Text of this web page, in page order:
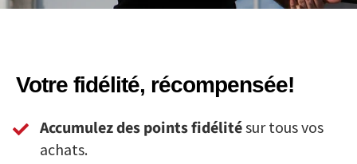
Votre fidélité, récompensée!
Accumulez des points fidélitésur tous vos
achats.